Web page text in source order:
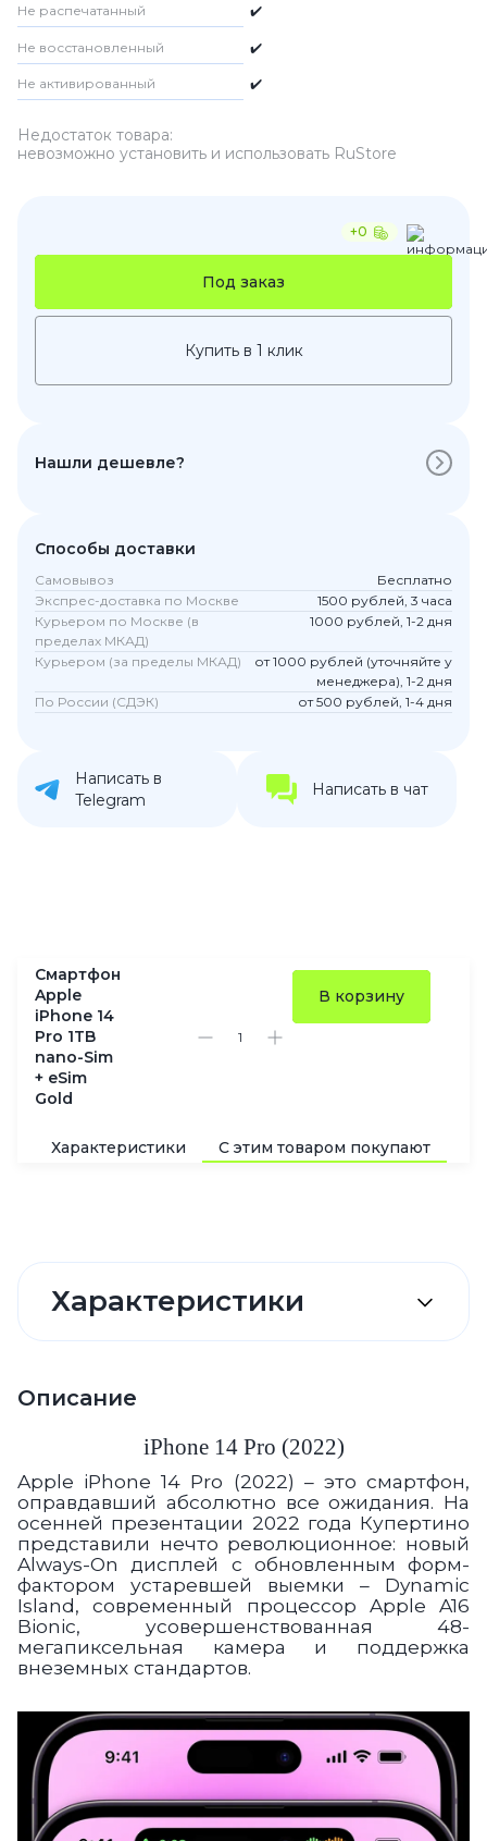
Не распечатанный ✔️
Не восстановленный ✔️
Не активированный ✔️
Недостаток товара:
невозможно установить и использовать RuStore
+0
Под заказ
Купить в 1 клик
Нашли дешевле?
Способы доставки
Самовывоз
Бесплатно
Экспрес-доставка по Москве
1500 рублей, 3 часа
Курьером по Москве (в
пределах МКАД)
1000 рублей, 1-2 дня
Курьером (за пределы МКАД)
от 1000 рублей (уточняйте у
менеджера), 1-2 дня
По России (СДЭК)
от 500 рублей, 1-4 дня
Написать в
Telegram
Написать в чат
Смартфон
Apple
iPhone 14
Pro 1TB
nano-Sim
+ eSim
Gold
В корзину
Характеристики С этим товаром покупают
Характеристики
Описание
iPhone 14 Pro (2022)
Apple iPhone 14 Pro (2022) – это смартфон,
оправдавший абсолютно все ожидания. На
осенней презентации 2022 года Купертино
представили нечто революционное: новый
Always-On дисплей с обновленным форм-
фактором устаревшей выемки – Dynamic
Island, современный процессор Apple A16
Bionic, усовершенствованная 48-
мегапиксельная камера и поддержка
внеземных стандартов.